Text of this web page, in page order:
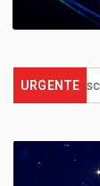
URGENTE
✍️